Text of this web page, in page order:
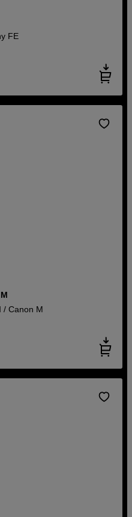
FE
/ Canon M